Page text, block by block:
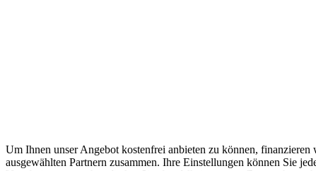
Um Ihnen unser Angebot kostenfrei anbieten zu können,
ausgewählten Partnern zusammen. Ihre Einstellungen können Sie